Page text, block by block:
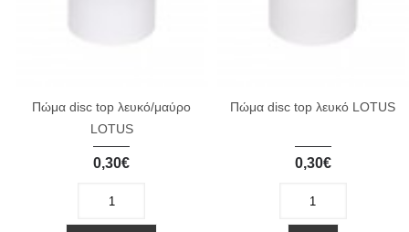
Πώμα disc top λευκό/μαύρο
LOTUS
0,30€
Πώμα disc top λευκό LOTUS
0,30€